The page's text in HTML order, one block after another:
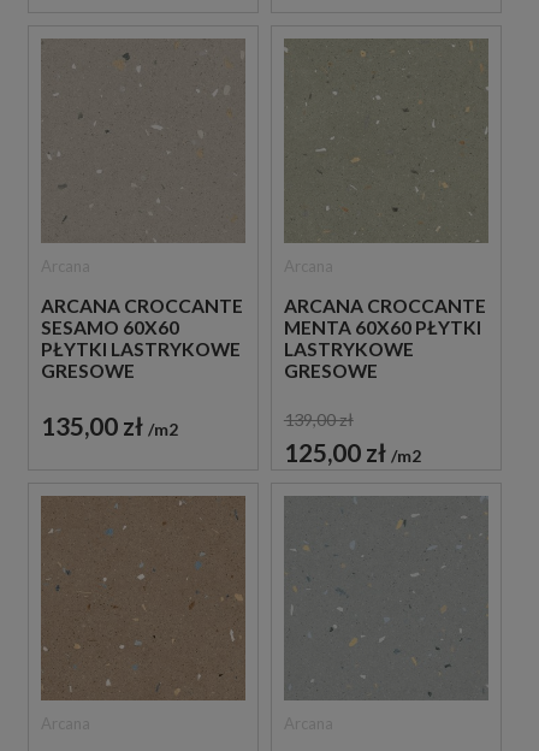
ARCANA CROCCANTE
SESAMO 60X60
PŁYTKI LASTRYKOWE
GRESOWE
135,00 zł m2
ARCANA CROCCANTE
MENTA 60X60 PŁYTKI
LASTRYKOWE
GRESOWE
139,00 zł
125,00 zł m2